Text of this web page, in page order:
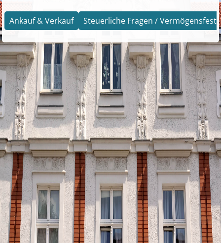
Ankauf & Verkauf Steuerliche Fragen /